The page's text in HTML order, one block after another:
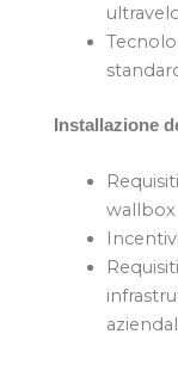
Installazione
wallbox